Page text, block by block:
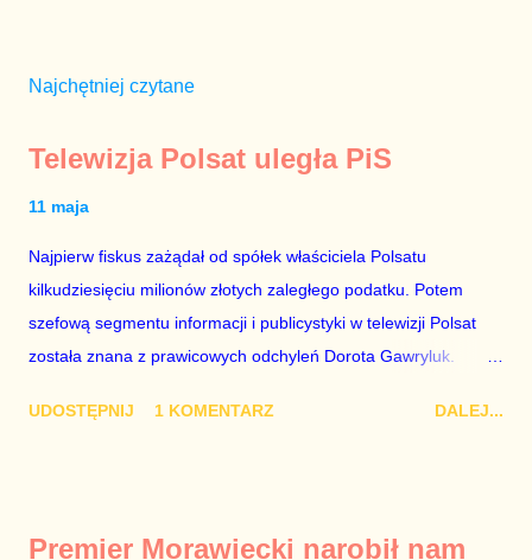
Najchętniej czytane
Telewizja Polsat uległa PiS
11 maja
Najpierw fiskus zażądał od spółek właściciela Polsatu
kilkudziesięciu milionów złotych zaległego podatku. Potem
szefową segmentu informacji i publicystyki w telewizji Polsat
została znana z prawicowych odchyleń Dorota Gawryluk.
marionetka partii rządzącej, żona agenta SB, który jest obecnie
tylko tam, gdzie nie ma trudnych pytań. Taki obrót spraw
UDOSTĘPNIJ 1 KOMENTARZ DALEJ...
Premier Morawiecki narobił nam